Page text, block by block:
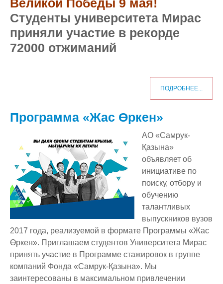
Великой Победы 9 мая!
Студенты университета Мирас
приняли участие в рекорде
72000 отжиманий
ПОДРОБНЕЕ...
Программа «Жас Өркен»
АО «Самрук-
Қазына»
объявляет об
инициативе по
поиску, отбору и
обучению
талантливых
выпускников вузов
2017 года, реализуемой в формате Программы «Жас
Өркен». Приглашаем студентов Университета Мирас
принять участие в Программе стажировок в группе
компаний Фонда «Самрук-Қазына». Мы
заинтересованы в максимальном привлечении